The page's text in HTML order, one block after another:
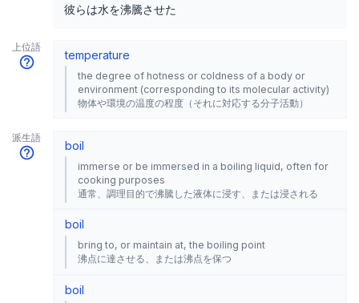
彼らは水を沸騰させた
上位語
temperature
the degree of hotness or coldness of a body or
environment (corresponding to its molecular activity)
物体や環境の温度の程度（それに対応する分子活動）
派生語
boil
immerse or be immersed in a boiling liquid, often for
cooking purposes
通常、調理目的で沸騰した液体に浸す、または浸される
boil
bring to, or maintain at, the boiling point
沸点に達させる、または沸点を保つ
boil